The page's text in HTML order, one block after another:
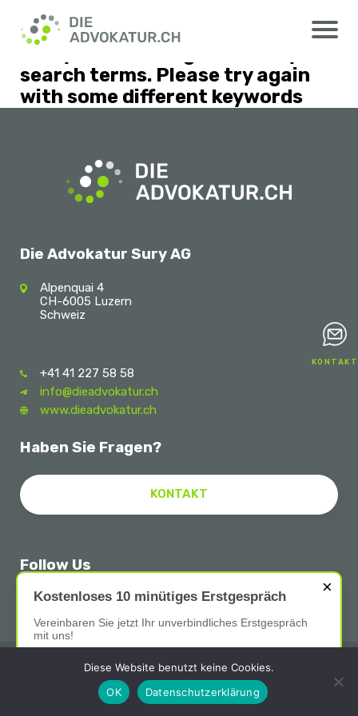
KONTAKT
Nothing Found
search terms. Please try again
with some different keywords
Die Advokatur Sury AG
Alpenquai 4
CH-6005 Luzern
Schweiz
+41 41 227 58 58
info@dieadvokatur.ch
www.dieadvokatur.ch
Haben Sie Fragen?
KONTAKT
Follow Us
Impressum Datenschutz
×
Kostenloses 10 minütiges Erstgespräch
Vereinbaren Sie jetzt Ihr unverbindliches Erstgespräch
mit uns!
Kontakt aufnehmen
Diese Website benutzt keine Cookies.
OK
Datenschutzerklärung